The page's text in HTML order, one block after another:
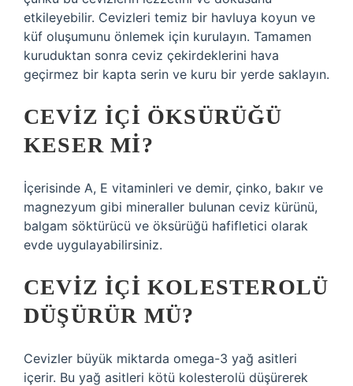
etkileyebilir. Cevizleri temiz bir havluya koyun ve
küf oluşumunu önlemek için kurulayın. Tamamen
kuruduktan sonra ceviz çekirdeklerini hava
geçirmez bir kapta serin ve kuru bir yerde saklayın.
CEVIZ IÇI ÖKSÜRÜĞÜ
KESER MI?
İçerisinde A, E vitaminleri ve demir, çinko, bakır ve
magnezyum gibi mineraller bulunan ceviz kürünü,
balgam söktürücü ve öksürüğü hafifletici olarak
evde uygulayabilirsiniz.
CEVIZ IÇI KOLESTEROLÜ
DÜŞÜRÜR MÜ?
Cevizler büyük miktarda omega-3 yağ asitleri
içerir. Bu yağ asitleri kötü kolesterolü düşürerek